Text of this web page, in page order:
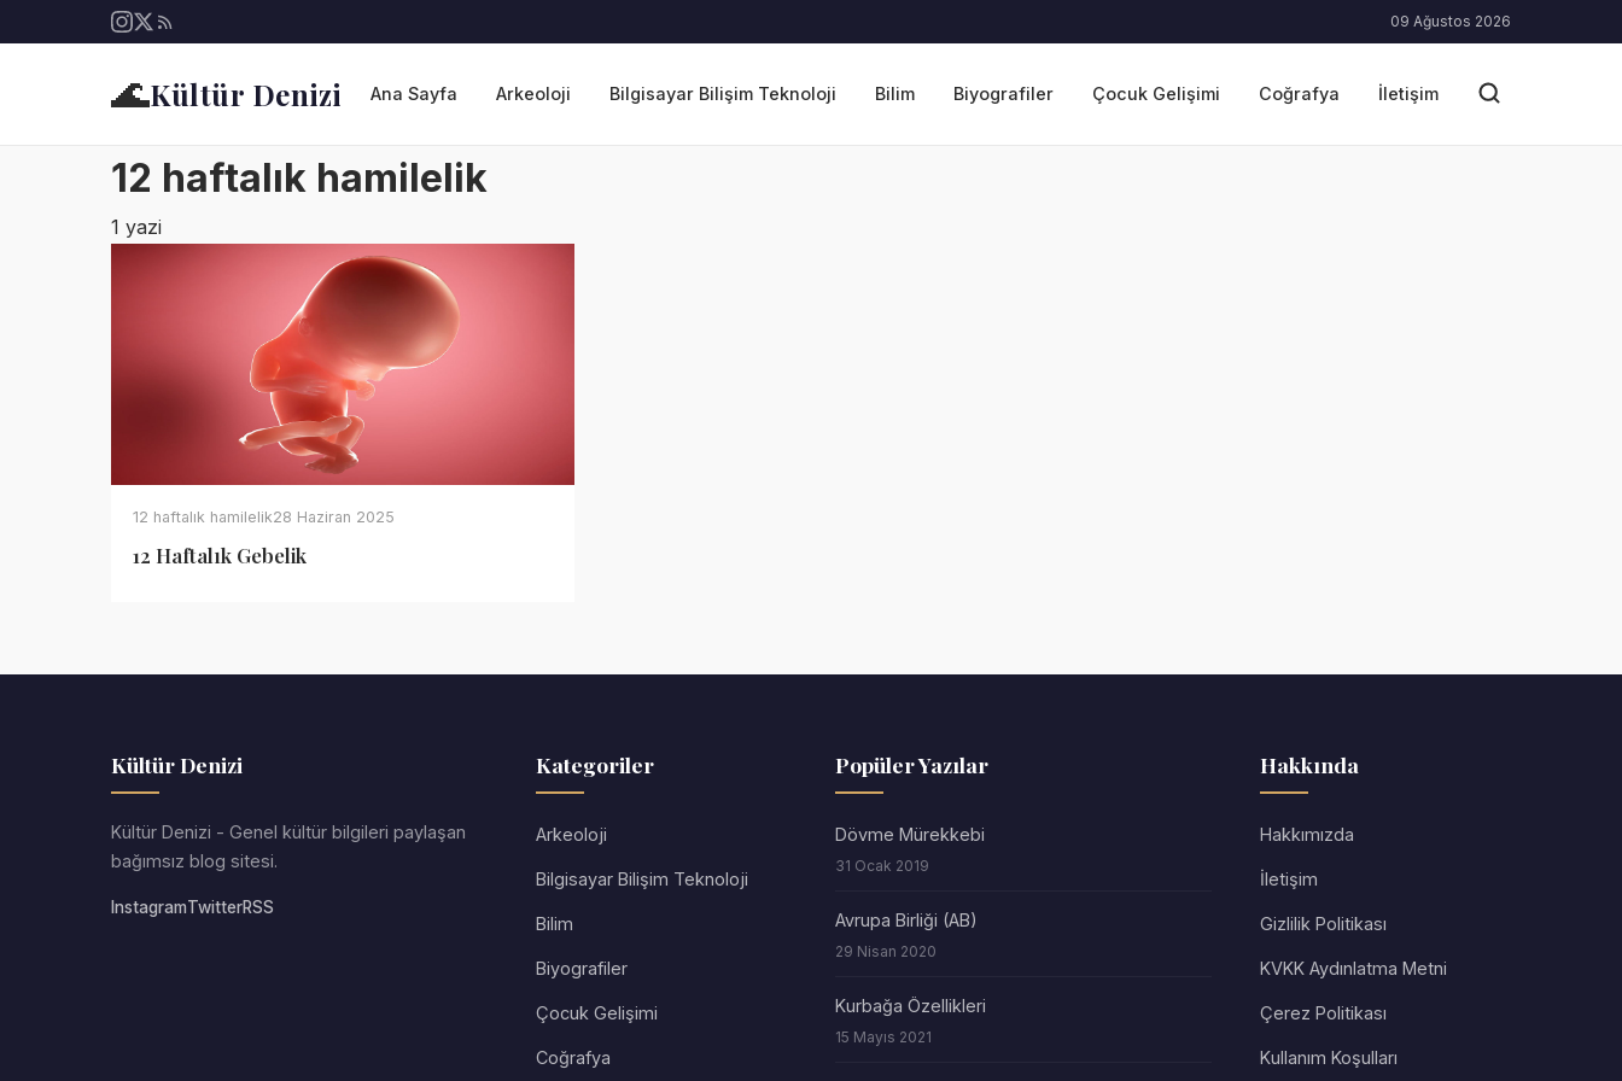
09 Ağustos 2026
🌊Kültür Denizi Ana Sayfa Arkeoloji Bilgisayar Bilişim Teknoloji Bilim Biyografiler Çocuk Gelişimi Coğrafya İletişim
12 haftalık hamilelik
1 yazi
12 haftalık hamilelik28 Haziran 2025
12 Haftalık Gebelik
Kültür Denizi
Kültür Denizi - Genel kültür bilgileri paylaşan
bağımsız blog sitesi.
InstagramTwitterRSS
Kategoriler
Arkeoloji
Bilgisayar Bilişim Teknoloji
Bilim
Biyografiler
Çocuk Gelişimi
Coğrafya
Popüler Yazılar
Dövme Mürekkebi
31 Ocak 2019
Avrupa Birliği (AB)
29 Nisan 2020
Kurbağa Özellikleri
15 Mayıs 2021
Hakkında
Hakkımızda
İletişim
Gizlilik Politikası
KVKK Aydınlatma Metni
Çerez Politikası
Kullanım Koşulları